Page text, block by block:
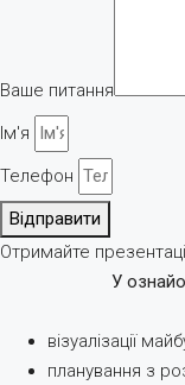
Ваше питання
Ім'я
Телефон
Відправити
Отримайте
У
візуалізації
планування з